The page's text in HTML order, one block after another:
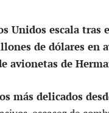
Unidos escala
de dólares
avionetas de
más delicados